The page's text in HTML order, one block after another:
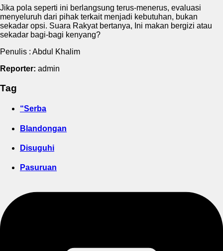
Jika pola seperti ini berlangsung terus-menerus, evaluasi
menyeluruh dari pihak terkait menjadi kebutuhan, bukan
sekadar opsi. Suara Rakyat bertanya, Ini makan bergizi atau
sekadar bagi-bagi kenyang?
Penulis : Abdul Khalim
Reporter: admin
Tag
“Serba
Blandongan
Disuguhi
Pasuruan